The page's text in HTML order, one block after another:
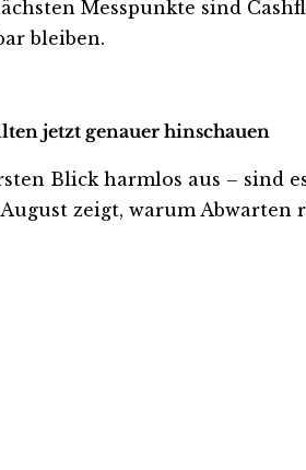
Messpunkte sind
bleiben.
jetzt genauer hinschauen
Blick harmlos aus – sind
zeigt, warum Abwarten